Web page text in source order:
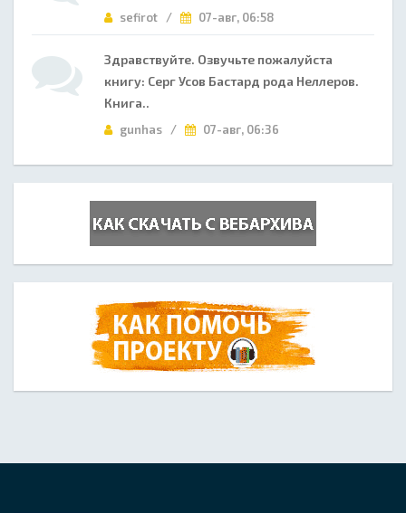
sefirot / 07-авг, 06:58
Здравствуйте. Озвучьте пожалуйста
книгу: Серг Усов Бастард рода Неллеров.
Книга..
gunhas / 07-авг, 06:36